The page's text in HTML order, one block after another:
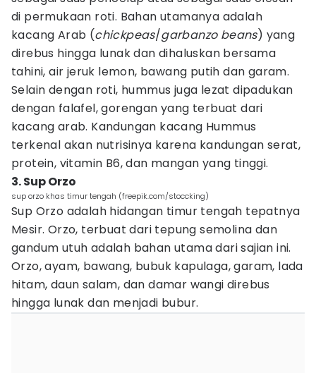
di permukaan roti. Bahan utamanya adalah
kacang Arab (chickpeas/garbanzo beans) yang
direbus hingga lunak dan dihaluskan bersama
tahini, air jeruk lemon, bawang putih dan garam.
Selain dengan roti, hummus juga lezat dipadukan
dengan falafel, gorengan yang terbuat dari
kacang arab. Kandungan kacang Hummus
terkenal akan nutrisinya karena kandungan serat,
protein, vitamin B6, dan mangan yang tinggi.
3. Sup Orzo
sup orzo khas timur tengah (freepik.com/stoccking)
Sup Orzo adalah hidangan timur tengah tepatnya
Mesir. Orzo, terbuat dari tepung semolina dan
gandum utuh adalah bahan utama dari sajian ini.
Orzo, ayam, bawang, bubuk kapulaga, garam, lada
hitam, daun salam, dan damar wangi direbus
hingga lunak dan menjadi bubur.